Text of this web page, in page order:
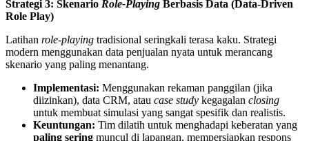
Strategi 3: Skenario Role-Playing Berbasis Data (Data-Driven
Role Play)
Latihan role-playing tradisional seringkali terasa kaku. Strategi
modern menggunakan data penjualan nyata untuk merancang
skenario yang paling menantang.
Implementasi: Menggunakan rekaman panggilan (jika
diizinkan), data CRM, atau case study kegagalan closing
untuk membuat simulasi yang sangat spesifik dan realistis.
Keuntungan: Tim dilatih untuk menghadapi keberatan yang
paling sering muncul di lapangan, mempersiapkan respons